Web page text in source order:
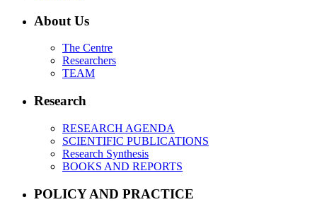
About Us
The Centre
Researchers
TEAM
Research
RESEARCH AGENDA
SCIENTIFIC PUBLICATIONS
Research Synthesis
BOOKS AND REPORTS
POLICY AND PRACTICE